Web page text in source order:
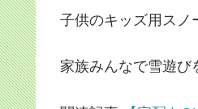
子供のキッズ用スノ
家族みんなで雪遊び